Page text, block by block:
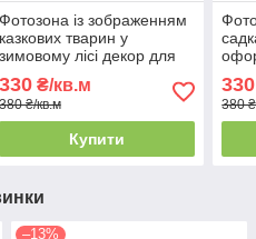
Фотозона із зображенням
казкових тварин у
зимовому лісі декор для
330₴/кв.м
₴/кв.м
Купити
330
380
–13%